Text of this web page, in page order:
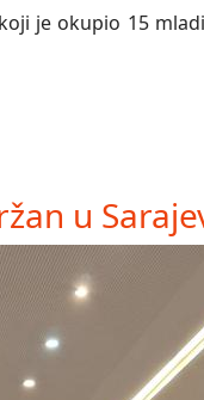
je okupio 15
u